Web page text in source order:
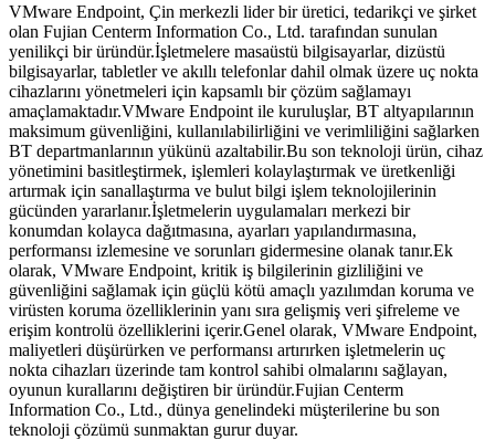
VMware Endpoint, Çin merkezli lider bir üretici, tedarikçi ve şirket
olan Fujian Centerm Information Co., Ltd. tarafından sunulan
yenilikçi bir üründür.İşletmelere masaüstü bilgisayarlar, dizüstü
bilgisayarlar, tabletler ve akıllı telefonlar dahil olmak üzere uç nokta
cihazlarını yönetmeleri için kapsamlı bir çözüm sağlamayı
amaçlamaktadır.VMware Endpoint ile kuruluşlar, BT altyapılarının
maksimum güvenliğini, kullanılabilirliğini ve verimliliğini sağlarken
BT departmanlarının yükünü azaltabilir.Bu son teknoloji ürün, cihaz
yönetimini basitleştirmek, işlemleri kolaylaştırmak ve üretkenliği
artırmak için sanallaştırma ve bulut bilgi işlem teknolojilerinin
gücünden yararlanır.İşletmelerin uygulamaları merkezi bir
konumdan kolayca dağıtmasına, ayarları yapılandırmasına,
performansı izlemesine ve sorunları gidermesine olanak tanır.Ek
olarak, VMware Endpoint, kritik iş bilgilerinin gizliliğini ve
güvenliğini sağlamak için güçlü kötü amaçlı yazılımdan koruma ve
virüsten koruma özelliklerinin yanı sıra gelişmiş veri şifreleme ve
erişim kontrolü özelliklerini içerir.Genel olarak, VMware Endpoint,
maliyetleri düşürürken ve performansı artırırken işletmelerin uç
nokta cihazları üzerinde tam kontrol sahibi olmalarını sağlayan,
oyunun kurallarını değiştiren bir üründür.Fujian Centerm
Information Co., Ltd., dünya genelindeki müşterilerine bu son
teknoloji çözümü sunmaktan gurur duyar.